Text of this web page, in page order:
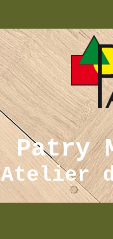
Patry
Atelier